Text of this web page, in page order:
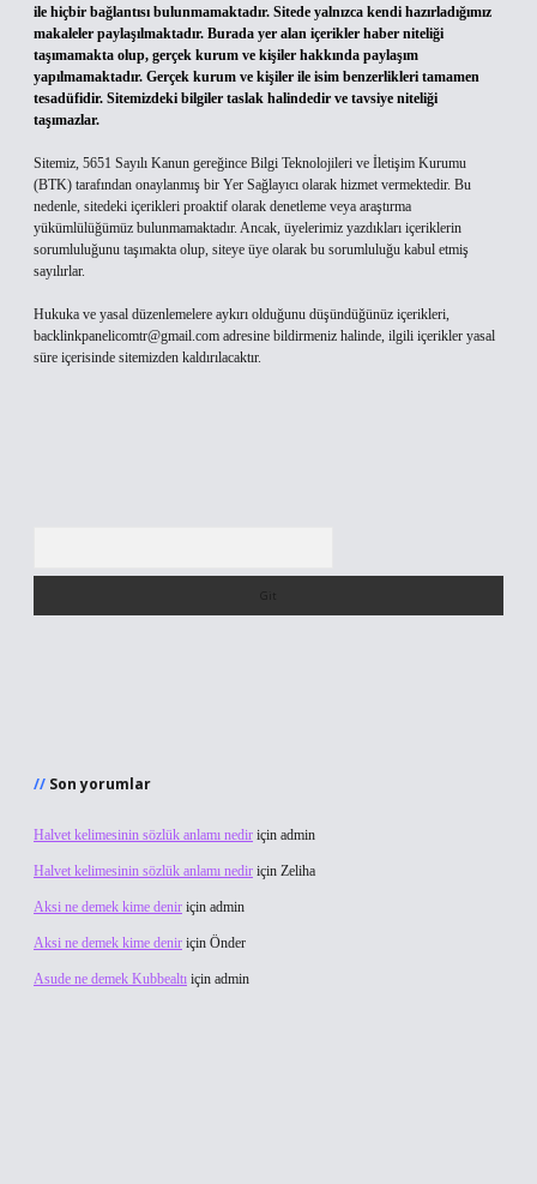
ile hiçbir bağlantısı bulunmamaktadır. Sitede yalnızca kendi hazırladığımız
makaleler paylaşılmaktadır. Burada yer alan içerikler haber niteliği
taşımamakta olup, gerçek kurum ve kişiler hakkında paylaşım
yapılmamaktadır. Gerçek kurum ve kişiler ile isim benzerlikleri tamamen
tesadüfidir. Sitemizdeki bilgiler taslak halindedir ve tavsiye niteliği
taşımazlar.
Sitemiz, 5651 Sayılı Kanun gereğince Bilgi Teknolojileri ve İletişim Kurumu
(BTK) tarafından onaylanmış bir Yer Sağlayıcı olarak hizmet vermektedir. Bu
nedenle, sitedeki içerikleri proaktif olarak denetleme veya araştırma
yükümlülüğümüz bulunmamaktadır. Ancak, üyelerimiz yazdıkları içeriklerin
sorumluluğunu taşımakta olup, siteye üye olarak bu sorumluluğu kabul etmiş
sayılırlar.
Hukuka ve yasal düzenlemelere aykırı olduğunu düşündüğünüz içerikleri,
backlinkpanelicomtr@gmail.com adresine bildirmeniz halinde, ilgili içerikler yasal
süre içerisinde sitemizden kaldırılacaktır.
Son yorumlar
Halvet kelimesinin sözlük anlamı nedir için admin
Halvet kelimesinin sözlük anlamı nedir için Zeliha
Aksi ne demek kime denir için admin
Aksi ne demek kime denir için Önder
Asude ne demek Kubbealtı için admin